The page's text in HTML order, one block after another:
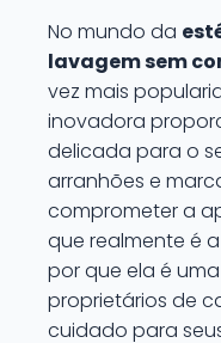
No mundo da
lavagem sem
vez mais
inovadora
delicada para o
arranhões e
comprometer a
que realmente é
por que ela é
proprietários de
cuidado para